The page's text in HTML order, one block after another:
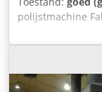
polijstmachine
werkspindels. 1
ontladen, twee